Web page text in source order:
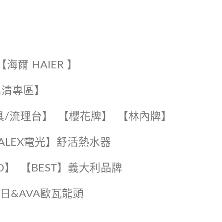
爾 HAIER 】
專區】
/流理台】 【櫻花牌】 【林內牌】
ALEX電光】舒活熱水器️️
️【BEST】️義大利品牌
&AVA歐瓦龍頭